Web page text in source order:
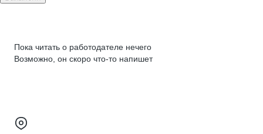
Пока читать о работодателе нечего
Возможно, он скоро что‑то напишет